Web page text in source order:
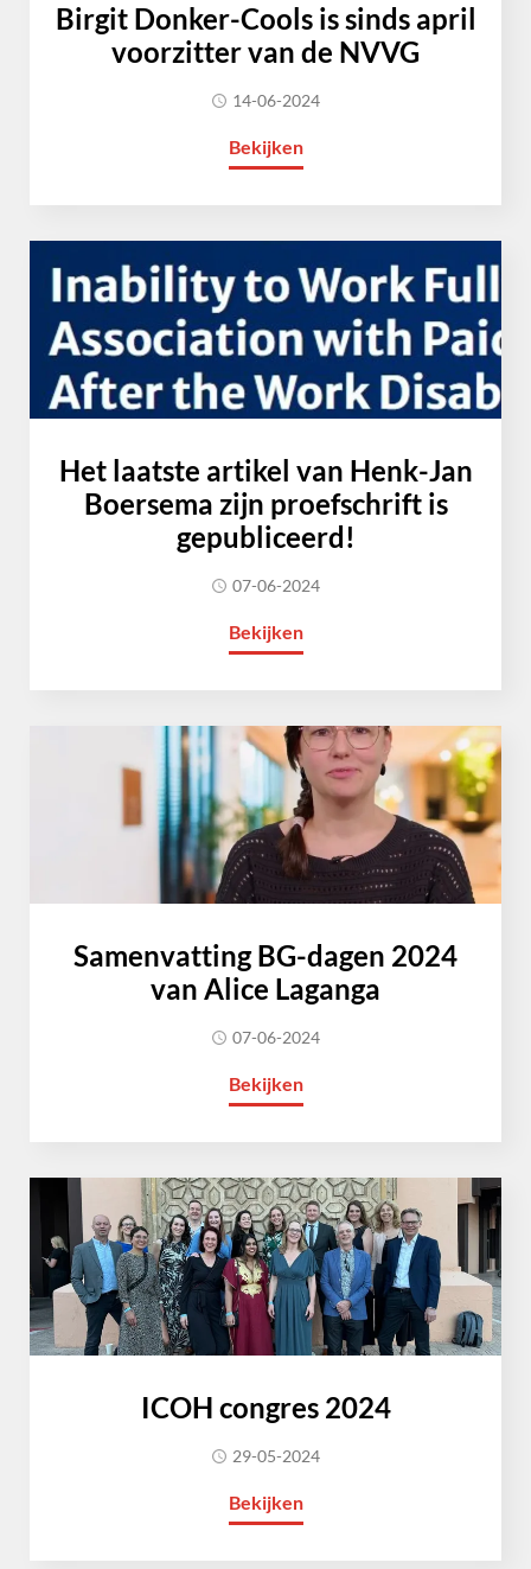
Birgit Donker-Cools is sinds april
voorzitter van de NVVG
14-06-2024
Bekijken
Het laatste artikel van Henk-Jan
Boersema zijn proefschrift is
gepubliceerd!
07-06-2024
Bekijken
Samenvatting BG-dagen 2024
van Alice Laganga
07-06-2024
Bekijken
ICOH congres 2024
29-05-2024
Bekijken